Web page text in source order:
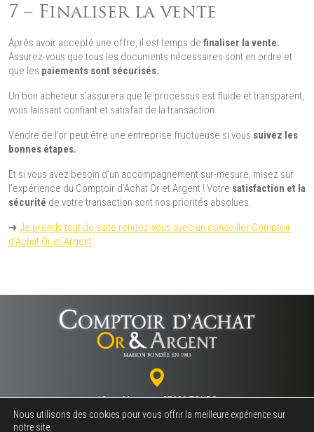
7 – Finaliser la vente
Après avoir accepté une offre, il est temps de finaliser la vente.
Assurez-vous que tous les documents nécessaires sont en ordre et
que les paiements sont sécurisés.
Un bon acheteur s’assurera que le processus est fluide et transparent,
vous laissant confiant et satisfait de la transaction.
Vendre de l’or peut être une entreprise fructueuse si vous suivez les
bonnes étapes.
Et si vous avez besoin d’un accompagnement sur-mesure, misez sur
l’expérience du Comptoir d’Achat Or et Argent ! Votre satisfaction et la
sécurité de votre transaction sont nos priorités absolues.
➔ Je prends tout de suite rendez-vous avec un conseiller Comptoir
d’Achat Or et Argent
18 rue Marceau - 37000 TOURS
Nous utilisons des cookies pour vous offrir la meilleure expérience sur
notre site.